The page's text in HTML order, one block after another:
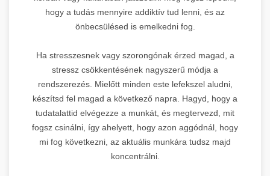
hogy a tudás mennyire addiktív tud lenni, és az
önbecsülésed is emelkedni fog.
Ha stresszesnek vagy szorongónak érzed magad, a
stressz csökkentésének nagyszerű módja a
rendszerezés. Mielőtt minden este lefekszel aludni,
készítsd fel magad a következő napra. Hagyd, hogy a
tudatalattid elvégezze a munkát, és megtervezd, mit
fogsz csinálni, így ahelyett, hogy azon aggódnál, hogy
mi fog következni, az aktuális munkára tudsz majd
koncentrálni.